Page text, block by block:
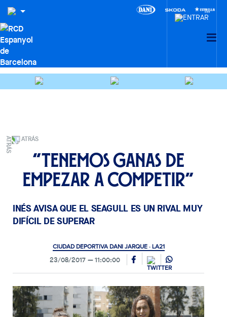
ATRÁS
“Tenemos ganas de
empezar a competir”
INÉS AVISA QUE EL SEAGULL ES UN RIVAL MUY
DIFÍCIL DE SUPERAR
CIUDAD DEPORTIVA DANI JARQUE · LA21
23/08/2017 11:00:00